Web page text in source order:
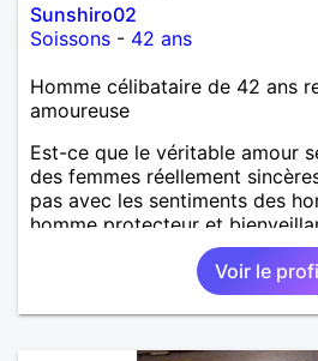
Sunshiro02
Soissons - 42 ans
Homme célibataire de 42 ans
amoureuse
Est-ce que le véritable amour
des femmes réellement
pas avec les sentiments des
homme protecteur et
d'y croire et pouvoir enfin
que je désir temps. Faux
joyeuseté passer votre chemin,
m'intéressez pas du tout!
Voir le